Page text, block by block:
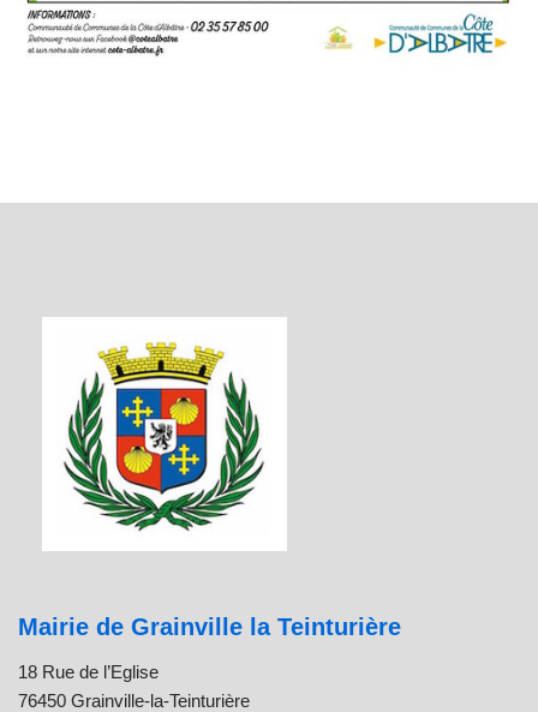
Mairie de Grainville la Teinturière
18 Rue de l’Eglise
76450 Grainville-la-Teinturière